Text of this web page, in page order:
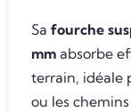
Sa fourche
mm absorbe
terrain, idéale
ou les